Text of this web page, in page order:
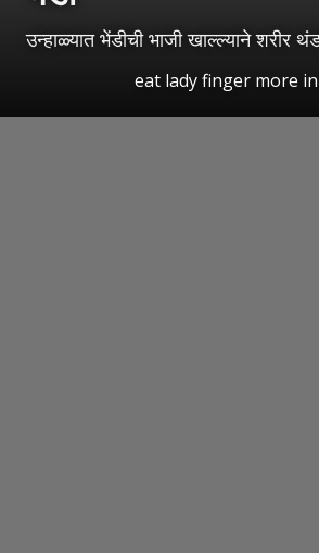
उन्हाळ्यात भेंडीची भाजी खाल्ल्याने शरीर
eat lady finger more